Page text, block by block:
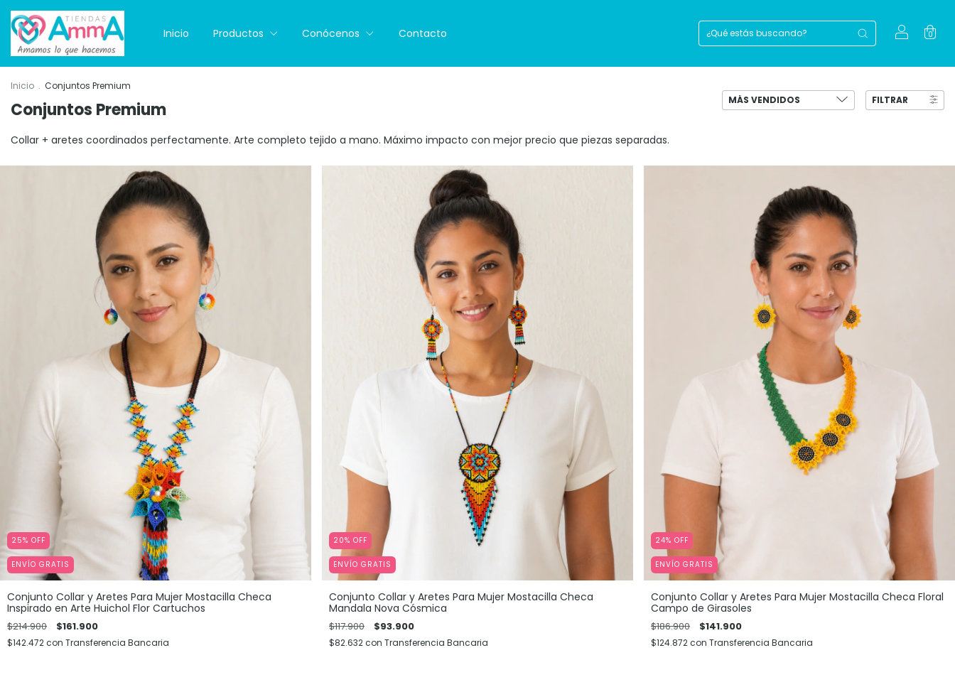
Inicio Productos Conócenos Contacto 0
Inicio . Conjuntos Premium
Conjuntos Premium FILTRAR
Collar + aretes coordinados perfectamente. Arte completo tejido a mano. Máximo impacto con mejor precio que piezas separadas.
25% OFF
ENVÍO GRATIS
Conjunto Collar y Aretes Para Mujer Mostacilla Checa
Inspirado en Arte Huichol Flor Cartuchos
$214.900 $161.900
$142.472con Transferencia Bancaria
20% OFF
ENVÍO GRATIS
Conjunto Collar y Aretes Para Mujer Mostacilla Checa
Mandala Nova Cósmica
$117.900 $93.900
$82.632con Transferencia Bancaria
24% OFF
ENVÍO GRATIS
Conjunto Collar y Aretes Para Mujer Mostacilla Checa Floral
Campo de Girasoles
$186.900 $141.900
$124.872con Transferencia Bancaria